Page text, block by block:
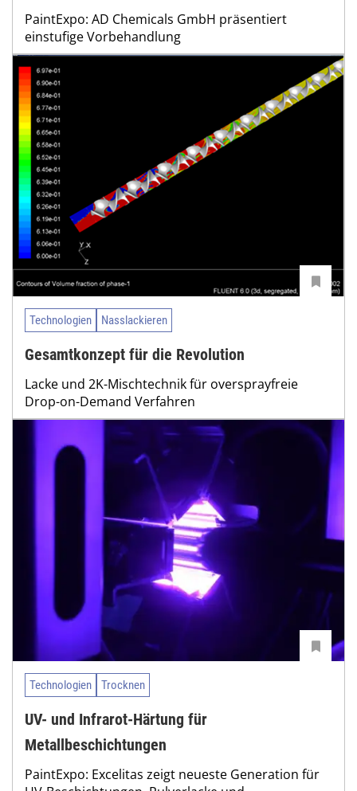
PaintExpo: AD Chemicals GmbH präsentiert
einstufige Vorbehandlung
Technologien Nasslackieren
Gesamtkonzept für die Revolution
Lacke und 2K-Mischtechnik für oversprayfreie
Drop-on-Demand Verfahren
Technologien Trocknen
UV- und Infrarot-Härtung für
Metallbeschichtungen
PaintExpo: Excelitas zeigt neueste Generation für